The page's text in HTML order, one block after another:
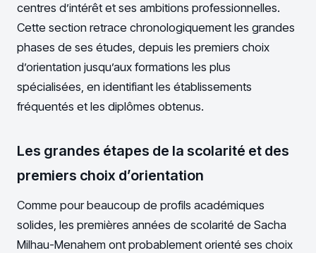
centres d’intérêt et ses ambitions professionnelles.
Cette section retrace chronologiquement les grandes
phases de ses études, depuis les premiers choix
d’orientation jusqu’aux formations les plus
spécialisées, en identifiant les établissements
fréquentés et les diplômes obtenus.
Les grandes étapes de la scolarité et des
premiers choix d’orientation
Comme pour beaucoup de profils académiques
solides, les premières années de scolarité de Sacha
Milhau-Menahem ont probablement orienté ses choix